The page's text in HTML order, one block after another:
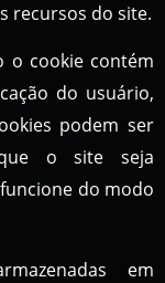
recursos do site.
o cookie contém
do usuário,
podem ser
que o site seja
do modo
em